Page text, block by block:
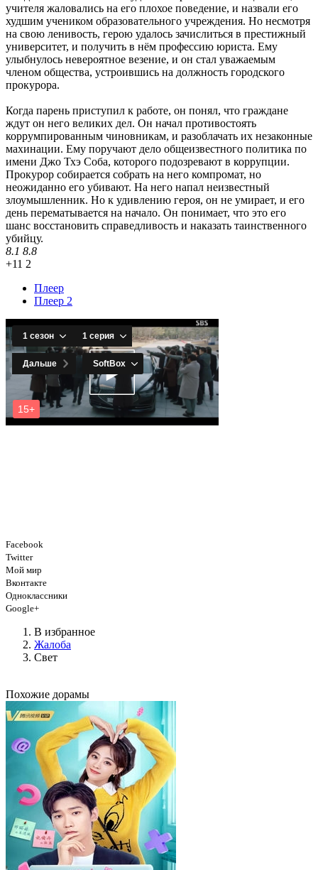
учителя жаловались на его плохое поведение, и назвали его
худшим учеником образовательного учреждения. Но несмотря
на свою ленивость, герою удалось зачислиться в престижный
университет, и получить в нём профессию юриста. Ему
улыбнулось невероятное везение, и он стал уважаемым
членом общества, устроившись на должность городского
прокурора.
Когда парень приступил к работе, он понял, что граждане
ждут он него великих дел. Он начал противостоять
коррумпированным чиновникам, и разоблачать их незаконные
махинации. Ему поручают дело общеизвестного политика по
имени Джо Тхэ Соба, которого подозревают в коррупции.
Прокурор собирается собрать на него компромат, но
неожиданно его убивают. На него напал неизвестный
злоумышленник. Но к удивлению героя, он не умирает, и его
день перематывается на начало. Он понимает, что это его
шанс восстановить справедливость и наказать таинственного
убийцу.
8.1 8.8
+11 2
Плеер
Плеер 2
Facebook
Twitter
Мой мир
Вконтакте
Одноклассники
Google+
В избранное
Жалоба
Свет
Похожие дорамы